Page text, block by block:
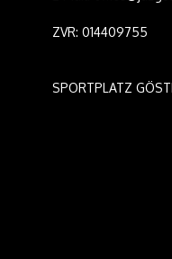
ZVR: 014409755
SPORTPLATZ